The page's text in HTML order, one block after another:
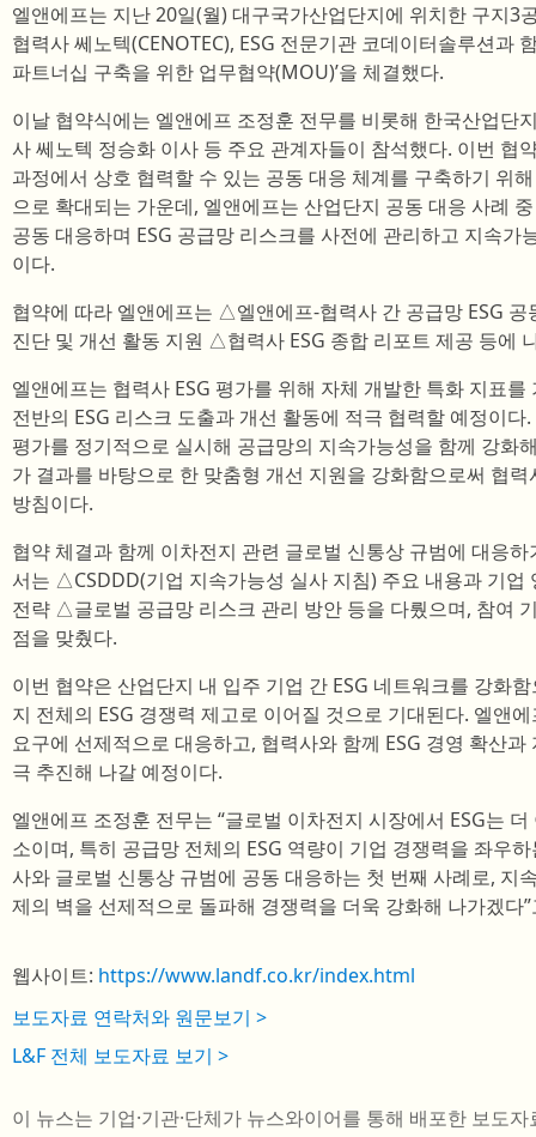
엘앤에프는 지난 20일(월) 대구국가산업단지에 위치한 구지3
협력사 쎄노텍(CENOTEC), ESG 전문기관 코데이터솔루션과
파트너십 구축을 위한 업무협약(MOU)’을 체결했다.
이날 협약식에는 엘앤에프 조정훈 전무를 비롯해 한국산업단
사 쎄노텍 정승화 이사 등 주요 관계자들이 참석했다. 이번 협
과정에서 상호 협력할 수 있는 공동 대응 체계를 구축하기 위
으로 확대되는 가운데, 엘앤에프는 산업단지 공동 대응 사례
공동 대응하며 ESG 공급망 리스크를 사전에 관리하고 지속가
이다.
협약에 따라 엘앤에프는 △엘앤에프-협력사 간 공급망 ESG
진단 및 개선 활동 지원 △협력사 ESG 종합 리포트 제공 등에
엘앤에프는 협력사 ESG 평가를 위해 자체 개발한 특화 지표
전반의 ESG 리스크 도출과 개선 활동에 적극 협력할 예정이
평가를 정기적으로 실시해 공급망의 지속가능성을 함께 강화
가 결과를 바탕으로 한 맞춤형 개선 지원을 강화함으로써 협
방침이다.
협약 체결과 함께 이차전지 관련 글로벌 신통상 규범에 대응
서는 △CSDDD(기업 지속가능성 실사 지침) 주요 내용과 기
전략 △글로벌 공급망 리스크 관리 방안 등을 다뤘으며, 참여
점을 맞췄다.
이번 협약은 산업단지 내 입주 기업 간 ESG 네트워크를 강화
지 전체의 ESG 경쟁력 제고로 이어질 것으로 기대된다. 엘앤
요구에 선제적으로 대응하고, 협력사와 함께 ESG 경영 확산
극 추진해 나갈 예정이다.
엘앤에프 조정훈 전무는 “글로벌 이차전지 시장에서 ESG는
소이며, 특히 공급망 전체의 ESG 역량이 기업 경쟁력을 좌우
사와 글로벌 신통상 규범에 공동 대응하는 첫 번째 사례로, 지
제의 벽을 선제적으로 돌파해 경쟁력을 더욱 강화해 나가겠다
웹사이트: https://www.landf.co.kr/index.html
보도자료 연락처와 원문보기 >
L&F 전체 보도자료 보기 >
이 뉴스는 기업·기관·단체가 뉴스와이어를 통해 배포한 보도